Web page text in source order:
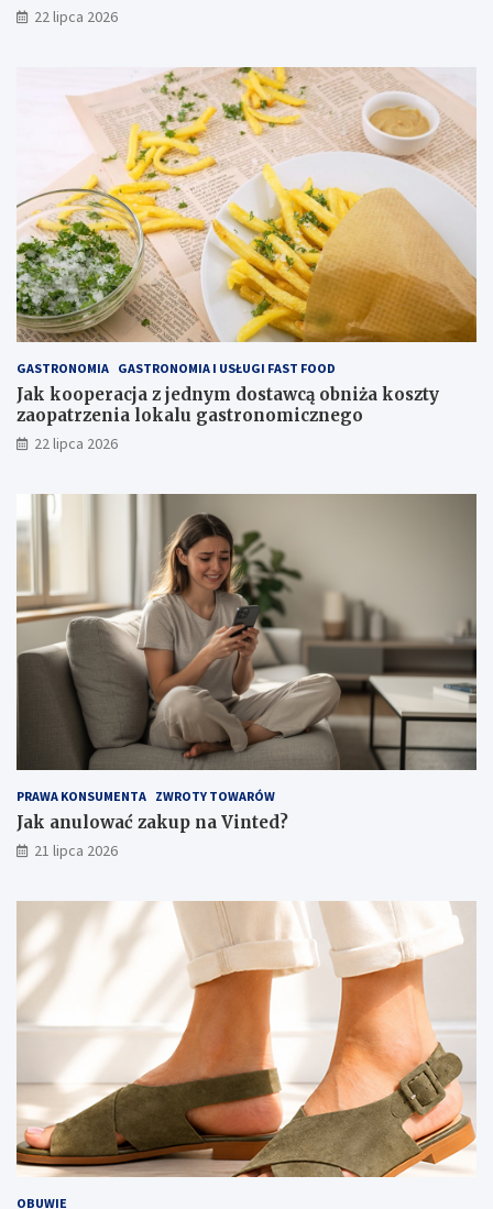
22 lipca 2026
GASTRONOMIA GASTRONOMIA I USŁUGI FAST FOOD
Jak kooperacja z jednym dostawcą obniża koszty
zaopatrzenia lokalu gastronomicznego
22 lipca 2026
PRAWA KONSUMENTA ZWROTY TOWARÓW
Jak anulować zakup na Vinted?
21 lipca 2026
OBUWIE